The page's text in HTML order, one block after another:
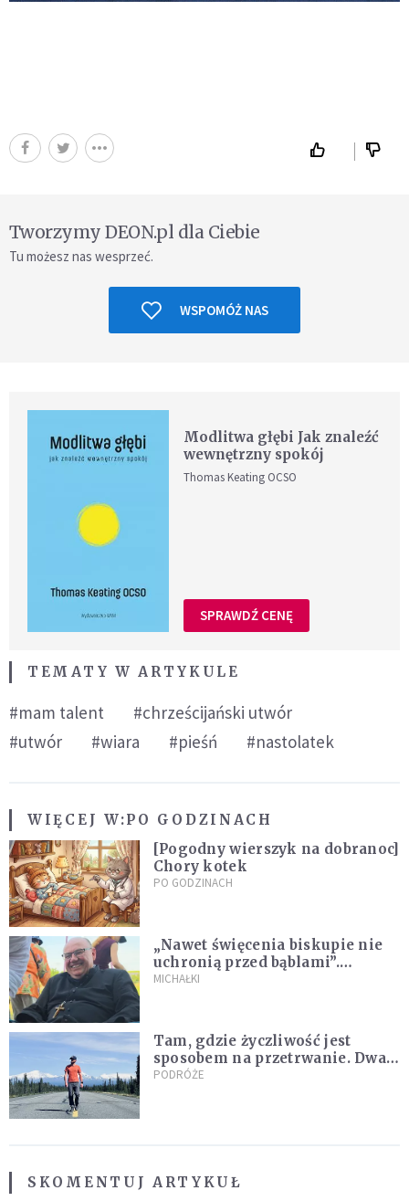
Tworzymy DEON.pl dla Ciebie
Tu możesz nas wesprzeć.
WSPOMÓŻ NAS
Modlitwa głębi Jak znaleźć
wewnętrzny spokój
Thomas Keating OCSO
SPRAWDŹ CENĘ
TEMATY W ARTYKULE
#mam talent
#chrześcijański utwór
#utwór
#wiara #pieśń #nastolatek
WIĘCEJ W:PO GODZINACH
[Pogodny wierszyk na dobranoc]
Chory kotek
PO GODZINACH
„Nawet święcenia biskupie nie
uchronią przed bąblami”.
Archidiecezja pokazała
MICHAŁKI
Tam, gdzie życzliwość jest
sposobem na przetrwanie. Dwa
tygodnie na Alasce [REPORTAŻ]
PODRÓŻE
SKOMENTUJ ARTYKUŁ